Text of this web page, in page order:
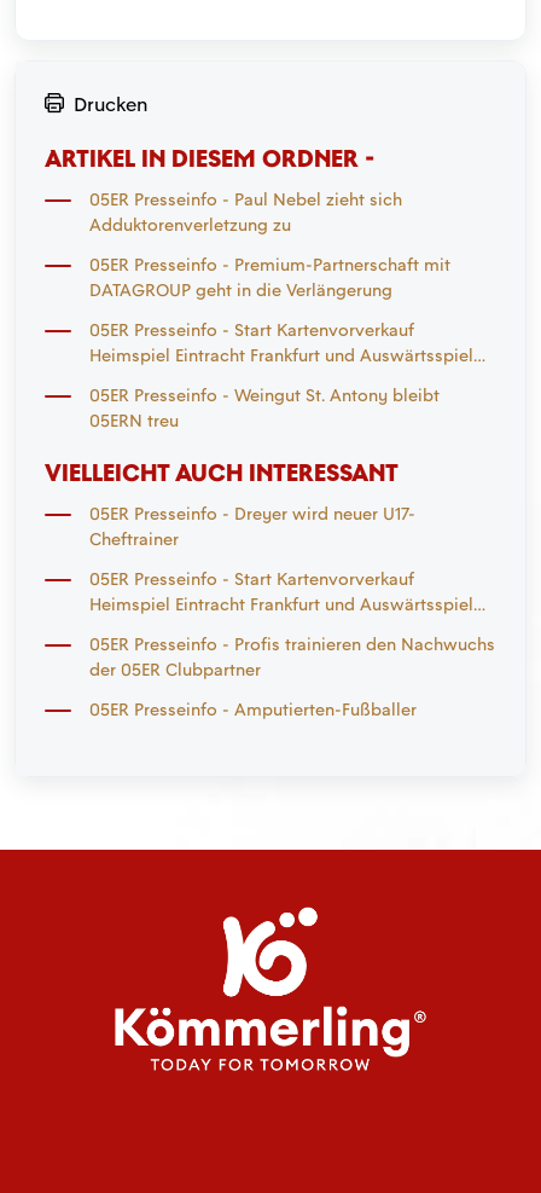
Drucken
ARTIKEL IN DIESEM ORDNER -
05ER Presseinfo - Paul Nebel zieht sich
Adduktorenverletzung zu
05ER Presseinfo - Premium-Partnerschaft mit
DATAGROUP geht in die Verlängerung
05ER Presseinfo - Start Kartenvorverkauf
Heimspiel Eintracht Frankfurt und Auswärtsspiel
05ER Presseinfo - Weingut St. Antony bleibt
05ERN treu
VIELLEICHT AUCH INTERESSANT
05ER Presseinfo - Dreyer wird neuer U17-
Cheftrainer
05ER Presseinfo - Start Kartenvorverkauf
Heimspiel Eintracht Frankfurt und Auswärtsspiel
05ER Presseinfo - Profis trainieren den Nachwuchs
der 05ER Clubpartner
05ER Presseinfo - Amputierten-Fußballer